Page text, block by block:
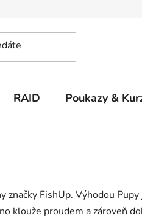
RAID Poukazy &
značky FishUp. Výhodou
klouže proudem a zároveň